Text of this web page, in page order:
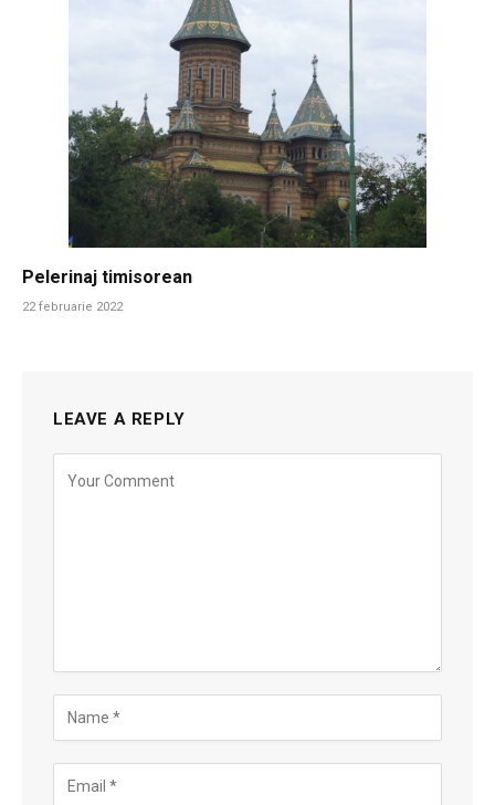
Pelerinaj timisorean
22 februarie 2022
LEAVE A REPLY